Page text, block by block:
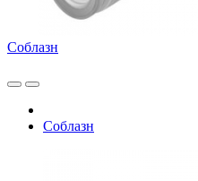
Соблазн
Соблазн